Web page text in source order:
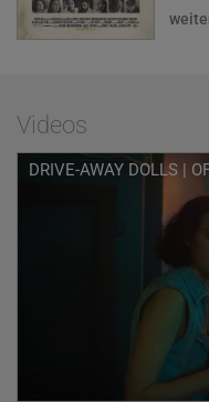
Es
auf
ihre
Videos
DRIVE-AWAY DOLLS |